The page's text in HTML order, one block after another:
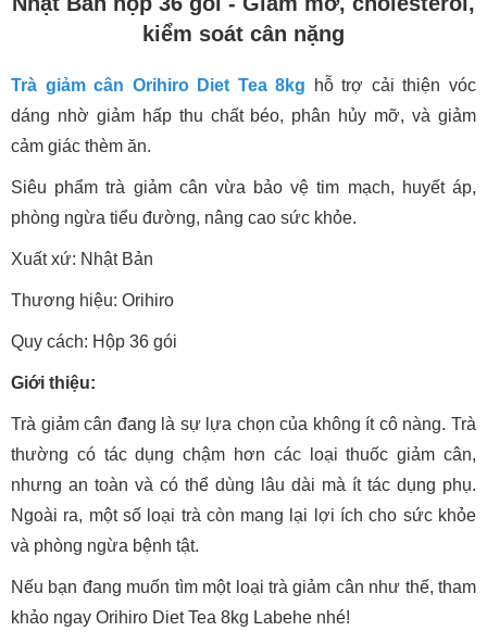
kiểm soát cân nặng
Trà giảm cân Orihiro Diet Tea 8kg hỗ trợ cải thiện vóc
dáng nhờ giảm hấp thu chất béo, phân hủy mỡ, và giảm
cảm giác thèm ăn.
Siêu phẩm trà giảm cân vừa bảo vệ tim mạch, huyết áp,
phòng ngừa tiểu đường, nâng cao sức khỏe.
Xuất xứ: Nhật Bản
Thương hiệu: Orihiro
Quy cách: Hộp 36 gói
Giới thiệu:
Trà giảm cân đang là sự lựa chọn của không ít cô nàng. Trà
thường có tác dụng chậm hơn các loại thuốc giảm cân,
nhưng an toàn và có thể dùng lâu dài mà ít tác dụng phụ.
Ngoài ra, một số loại trà còn mang lại lợi ích cho sức khỏe
và phòng ngừa bệnh tật.
Nếu bạn đang muốn tìm một loại trà giảm cân như thế, tham
khảo ngay Orihiro Diet Tea 8kg Labehe nhé!